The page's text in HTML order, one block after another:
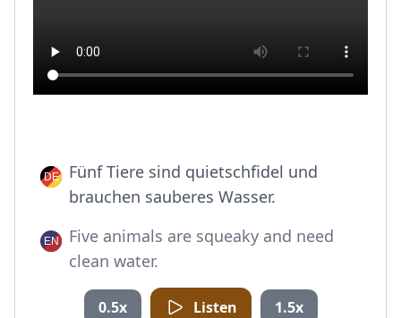
Fünf Tiere sind quietschfidel und
brauchen sauberes Wasser.
Five animals are squeaky and need
clean water.
0.5x Listen 1.5x